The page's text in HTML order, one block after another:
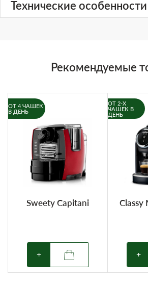
Технические особенности
Рекомендуемые
ОТ 4 ЧАШЕК
В ДЕНЬ
Sweety Capitani
+
ОТ 2-Х
ЧАШЕК В
ДЕНЬ
Classy
+